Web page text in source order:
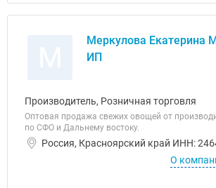
Меркулова Екатерина
ИП
Производитель, Розничная торговля
Оптовая продажа свежих овощей от
по СФО и Дальнему востоку.
Россия, Красноярский край ИНН:
О